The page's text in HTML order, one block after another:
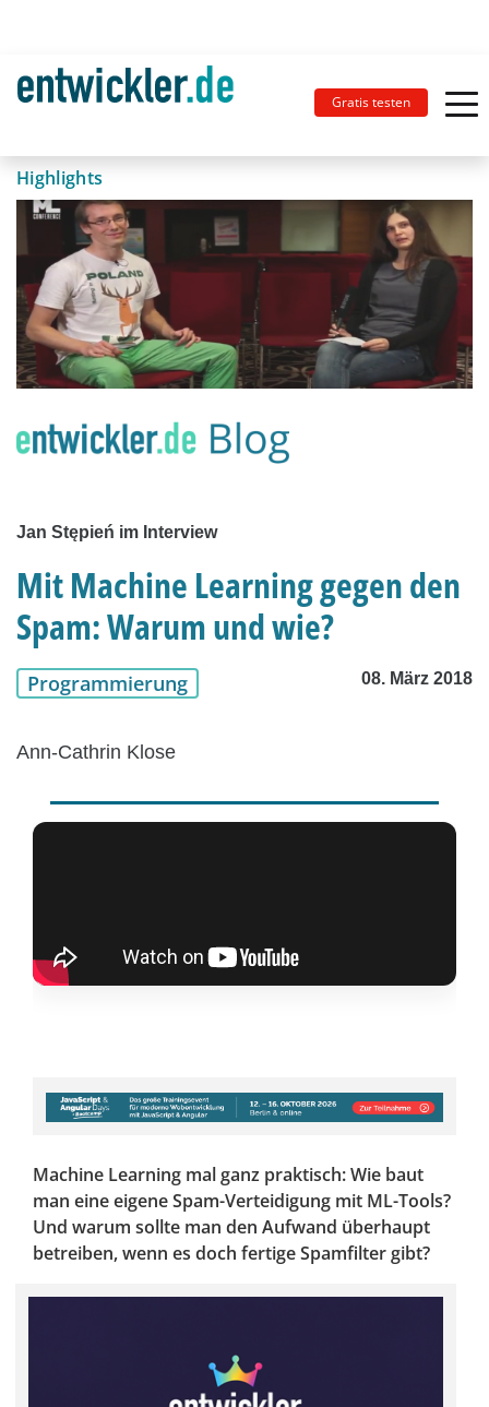
Gratis testen
Highlights
Jan Stępień im Interview
Mit Machine Learning gegen den
Spam: Warum und wie?
Programmierung 08. März 2018
Ann-Cathrin Klose
Machine Learning mal ganz praktisch: Wie baut
man eine eigene Spam-Verteidigung mit ML-Tools?
Und warum sollte man den Aufwand überhaupt
betreiben, wenn es doch fertige Spamfilter gibt?